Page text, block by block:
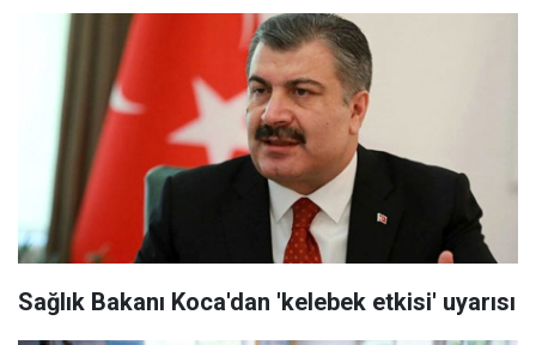
Sağlık Bakanı Koca'dan 'kelebek etkisi' uyarısı